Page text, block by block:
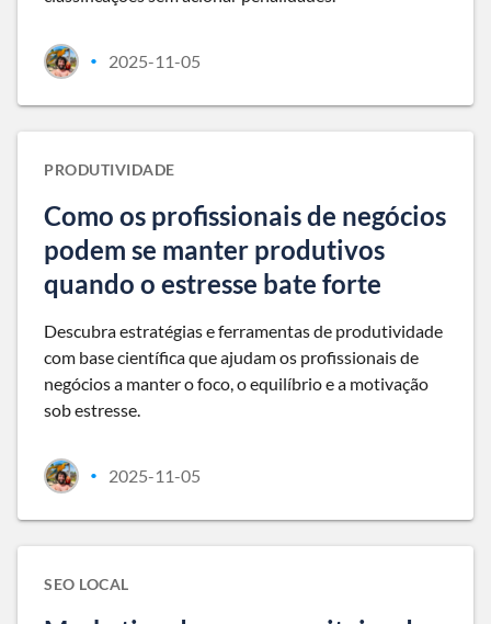
• 2025-11-05
PRODUTIVIDADE
Como os profissionais de negócios
podem se manter produtivos
quando o estresse bate forte
Descubra estratégias e ferramentas de produtividade
com base científica que ajudam os profissionais de
negócios a manter o foco, o equilíbrio e a motivação
sob estresse.
• 2025-11-05
SEO LOCAL